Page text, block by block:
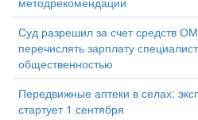
Суд разрешил за счет средств
перечислять зарплату
общественностью
Передвижные аптеки в селах:
стартует 1 сентября